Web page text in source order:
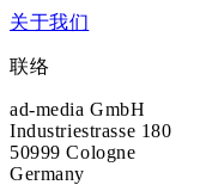
关于我们
联络
ad-media GmbH
Industriestrasse 180
50999 Cologne
Germany